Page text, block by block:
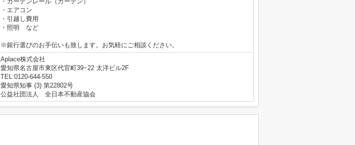
・エアコン
・引越し費用
・照明 など
※銀行選びのお手伝いも致します。お気軽にご相談ください。
Aplace株式会社
愛知県名古屋市東区代官町39−22 太洋ビル2F
TEL:0120-644-550
愛知県知事 (3) 第22802号
公益社団法人 全日本不動産協会